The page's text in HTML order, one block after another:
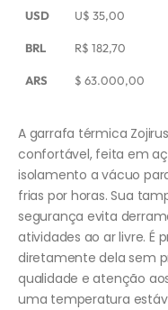
USD U$ 35,00
BRL R$ 182,70
ARS $ 63.000,00
A garrafa térmica
confortável, feita em
isolamento a vácuo
frias por horas. Sua
segurança evita
atividades ao ar livre. É
diretamente dela sem
qualidade e atenção
uma temperatura